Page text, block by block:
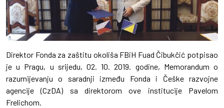
Direktor Fonda za zaštitu okoliša FBiH Fuad Čibukčić potpisao
je u Pragu, u srijedu, 02. 10. 2019. godine, Memorandum o
razumijevanju o saradnji između Fonda i Češke razvojne
agencije (CzDA) sa direktorom ove institucije Pavelom
Frelichom.